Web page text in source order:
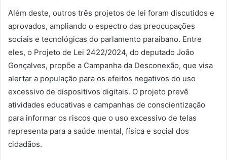
Além deste, outros três projetos de lei foram discutidos e
aprovados, ampliando o espectro das preocupações
sociais e tecnológicas do parlamento paraibano. Entre
eles, o Projeto de Lei 2422/2024, do deputado João
Gonçalves, propõe a Campanha da Desconexão, que visa
alertar a população para os efeitos negativos do uso
excessivo de dispositivos digitais. O projeto prevê
atividades educativas e campanhas de conscientização
para informar os riscos que o uso excessivo de telas
representa para a saúde mental, física e social dos
cidadãos.